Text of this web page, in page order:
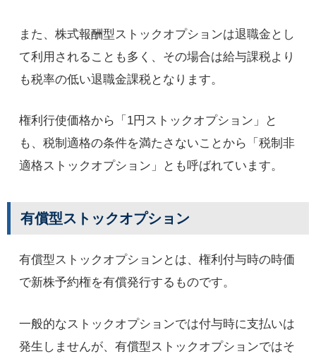
また、株式報酬型ストックオプションは退職金とし
て利用されることも多く、その場合は給与課税より
も税率の低い退職金課税となります。
権利行使価格から「1円ストックオプション」と
も、税制適格の条件を満たさないことから「税制非
適格ストックオプション」とも呼ばれています。
有償型ストックオプション
有償型ストックオプションとは、権利付与時の時価
で新株予約権を有償発行するものです。
一般的なストックオプションでは付与時に支払いは
発生しませんが、有償型ストックオプションではそ